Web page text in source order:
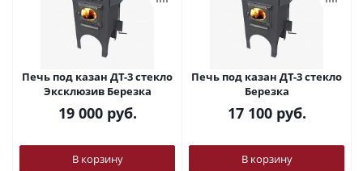
Печь под казан ДТ-3 стекло
Эксклюзив Березка
19 000руб.
В корзину
Печь под казан ДТ-3 стекло
Березка
17 100руб.
В корзину